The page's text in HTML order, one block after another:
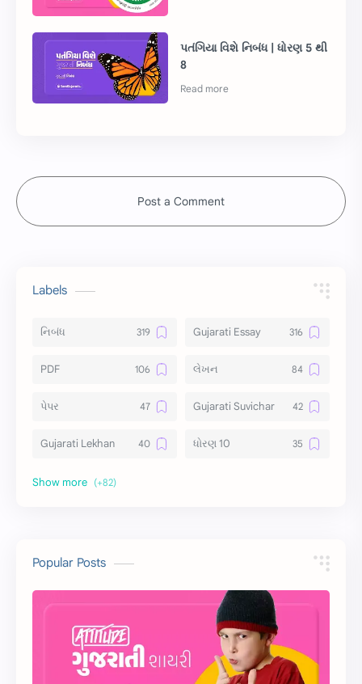
પતંગિયા વિશે નિબંધ | ધોરણ 5 થી
8
Post a Comment
Labels
નિબંધ Gujarati Essay
PDF લેખન
પેપર Gujarati Suvichar
Gujarati Lekhan ધોરણ 10
અર્થ વિસ્તાર
10 વાક્યો
સુવિચાર Gujarati Vyakaran
આરતી
અહેવાલ લેખન શુભેચ્છા સંદેશ
Popular Posts